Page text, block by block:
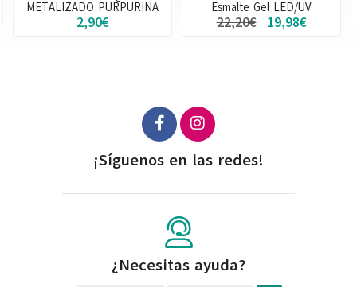
Esmalte Gel LED/UV
22,20€ 19,98€
14,50€
¡Síguenos en las redes!
¿Necesitas ayuda?